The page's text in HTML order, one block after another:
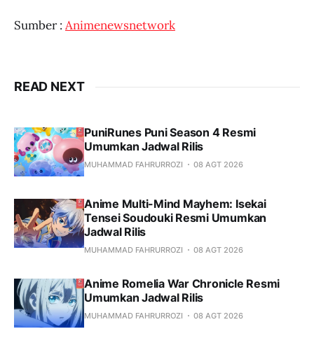
Sumber : Animenewsnetwork
READ NEXT
PuniRunes Puni Season 4 Resmi
Umumkan Jadwal Rilis
MUHAMMAD FAHRURROZI 08 AGT 2026
Anime Multi-Mind Mayhem: Isekai
Tensei Soudouki Resmi Umumkan
Jadwal Rilis
MUHAMMAD FAHRURROZI 08 AGT 2026
Anime Romelia War Chronicle Resmi
Umumkan Jadwal Rilis
MUHAMMAD FAHRURROZI 08 AGT 2026